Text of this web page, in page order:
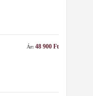
Ár: 48 900 Ft